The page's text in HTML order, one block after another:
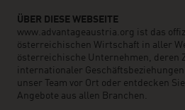
ÜBER DIESE WEBSEITE
www.advantageaustria.org ist das
österreichischen Wirtschaft in aller
österreichische Unternehmen, deren
internationaler
unser Team vor Ort oder entdecken
Angebote aus allen Branchen.